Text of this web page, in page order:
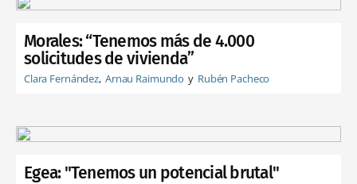
Morales: “Tenemos más de 4.000
solicitudes de vivienda”
Clara Fernández Arnau Raimundo Rubén Pacheco
Egea: "Tenemos un potencial brutal"